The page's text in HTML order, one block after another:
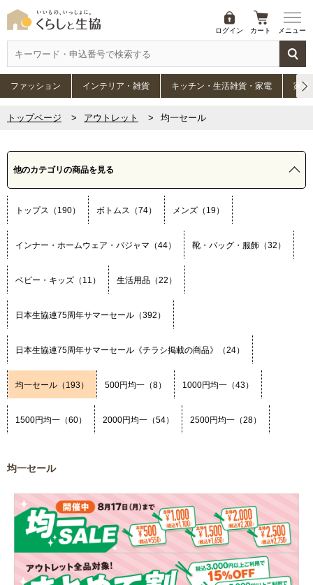
ログイン カート メニュー
ファッション インテリア・雑貨 キッチン・生活雑貨・家電 家具
トップページ アウトレット 均一セール
他のカテゴリの商品を見る
トップス（190） ボトムス（74） メンズ（19）
インナー・ホームウェア・パジャマ（44） 靴・バッグ・服飾（32）
ベビー・キッズ（11） 生活用品（22）
日本生協連75周年サマーセール（392）
日本生協連75周年サマーセール《チラシ掲載の商品》（24）
均一セール（193） 500円均一（8） 1000円均一（43）
1500円均一（60） 2000円均一（54） 2500円均一（28）
均一セール